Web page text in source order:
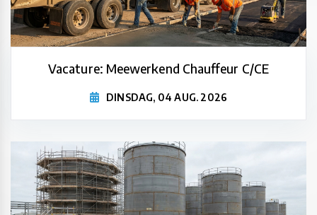
Vacature: Meewerkend Chauffeur C/CE
DINSDAG, 04 AUG. 2026